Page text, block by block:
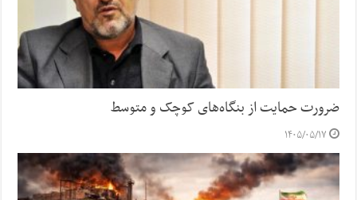
ضرورت حمایت از بنگاه‌های کوچک و متوسط
۱۴۰۵/۰۵/۱۷